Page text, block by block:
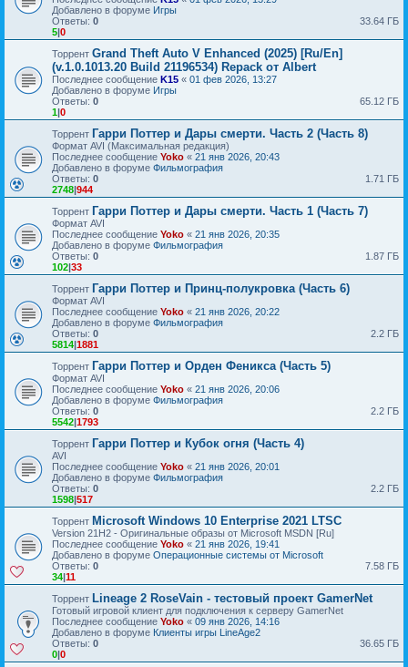
Добавлено в форуме Игры
Ответы: 0
5|0
33.64 ГБ
Торрент Grand Theft Auto V Enhanced (2025) [Ru/En]
(v.1.0.1013.20 Build 21196534) Repack от Albert
Последнее сообщение K15 « 01 фев 2026, 13:27
Добавлено в форуме Игры
Ответы: 0
1|0
65.12 ГБ
Торрент Гарри Поттер и Дары смерти. Часть 2 (Часть 8)
Формат AVI (Максимальная редакция)
Последнее сообщение Yoko « 21 янв 2026, 20:43
Добавлено в форуме Фильмография
Ответы: 0
2748|944
1.71 ГБ
Торрент Гарри Поттер и Дары смерти. Часть 1 (Часть 7)
Формат AVI
Последнее сообщение Yoko « 21 янв 2026, 20:35
Добавлено в форуме Фильмография
Ответы: 0
102|33
1.87 ГБ
Торрент Гарри Поттер и Принц-полукровка (Часть 6)
Формат AVI
Последнее сообщение Yoko « 21 янв 2026, 20:22
Добавлено в форуме Фильмография
Ответы: 0
5814|1881
2.2 ГБ
Торрент Гарри Поттер и Орден Феникса (Часть 5)
Формат AVI
Последнее сообщение Yoko « 21 янв 2026, 20:06
Добавлено в форуме Фильмография
Ответы: 0
5542|1793
2.2 ГБ
Торрент Гарри Поттер и Кубок огня (Часть 4)
AVI
Последнее сообщение Yoko « 21 янв 2026, 20:01
Добавлено в форуме Фильмография
Ответы: 0
1598|517
2.2 ГБ
Торрент Microsoft Windows 10 Enterprise 2021 LTSC
Version 21H2 - Оригинальные образы от Microsoft MSDN [Ru]
Последнее сообщение Yoko « 21 янв 2026, 19:41
Добавлено в форуме Операционные системы от Microsoft
Ответы: 0
34|11
7.58 ГБ
Торрент Lineage 2 RoseVain - тестовый проект GamerNet
Готовый игровой клиент для подключения к серверу GamerNet
Последнее сообщение Yoko « 09 янв 2026, 14:16
Добавлено в форуме Клиенты игры LineAge2
Ответы: 0
0|0
36.65 ГБ